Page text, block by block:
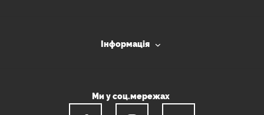
Інформація
Ми у соц.мережах